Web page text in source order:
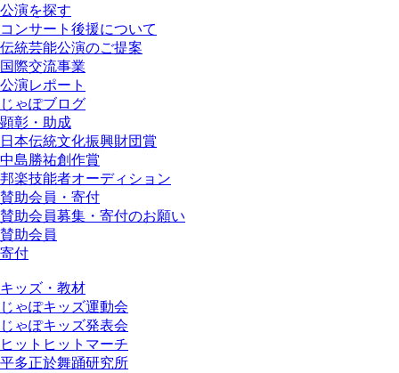
公演を探す
コンサート後援について
伝統芸能公演のご提案
国際交流事業
公演レポート
じゃぽブログ
顕彰・助成
日本伝統文化振興財団賞
中島勝祐創作賞
邦楽技能者オーディション
賛助会員・寄付
賛助会員募集・寄付のお願い
賛助会員
寄付
キッズ・教材
じゃぽキッズ運動会
じゃぽキッズ発表会
ヒットヒットマーチ
平多正於舞踊研究所